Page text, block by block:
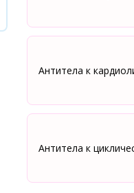
Антитела к
Антитела к